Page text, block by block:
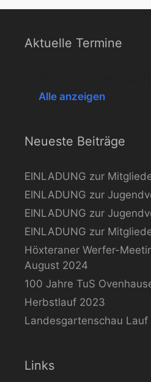
Aktuelle Termine
Alle anzeigen
Neueste Beiträge
EINLADUNG zur
EINLADUNG zur
EINLADUNG zur
EINLADUNG zur
Höxteraner Werfer-
August 2024
100 Jahre TuS
Herbstlauf 2023
Landesgartenschau Lauf
Links